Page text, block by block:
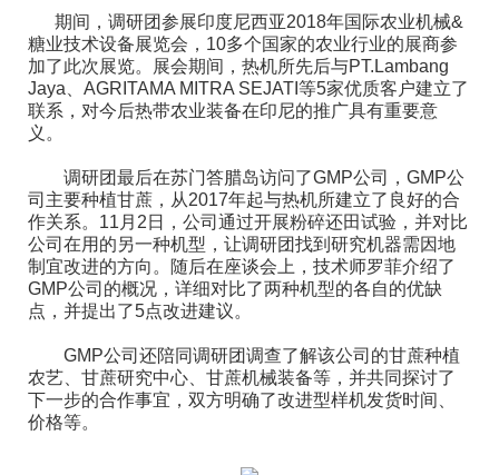
期间，调研团参展印度尼西亚2018年国际农业机械&
糖业技术设备展览会，10多个国家的农业行业的展商参
加了此次展览。展会期间，热机所先后与PT.Lambang
Jaya、AGRITAMA MITRA SEJATI等5家优质客户建立了
联系，对今后热带农业装备在印尼的推广具有重要意
义。
调研团最后在苏门答腊岛访问了GMP公司，GMP公
司主要种植甘蔗，从2017年起与热机所建立了良好的合
作关系。11月2日，公司通过开展粉碎还田试验，并对比
公司在用的另一种机型，让调研团找到研究机器需因地
制宜改进的方向。随后在座谈会上，技术师罗菲介绍了
GMP公司的概况，详细对比了两种机型的各自的优缺
点，并提出了5点改进建议。
GMP公司还陪同调研团调查了解该公司的甘蔗种植
农艺、甘蔗研究中心、甘蔗机械装备等，并共同探讨了
下一步的合作事宜，双方明确了改进型样机发货时间、
价格等。